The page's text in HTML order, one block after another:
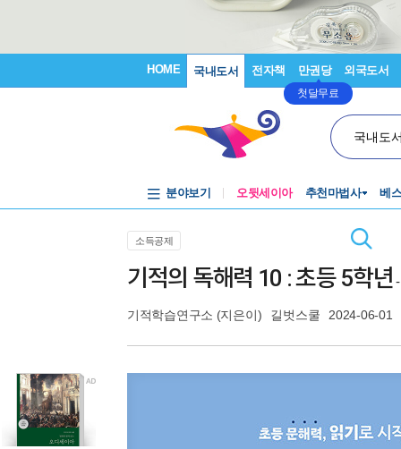
HOME 국내도서 전자책 만권당
첫달무료
외국도서
국내도
분야보기 오뒷세이아 추천마법사 베
소득공제
기적의 독해력 10 : 초등 5학년
기적학습연구소 (지은이) 길벗스쿨 2024-06-01